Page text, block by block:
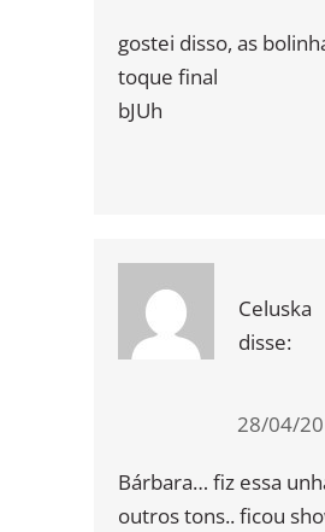
gostei disso, as
toque final
bJUh
Celuska
disse:
28/04/
Bárbara… fiz essa
outros tons.. ficou